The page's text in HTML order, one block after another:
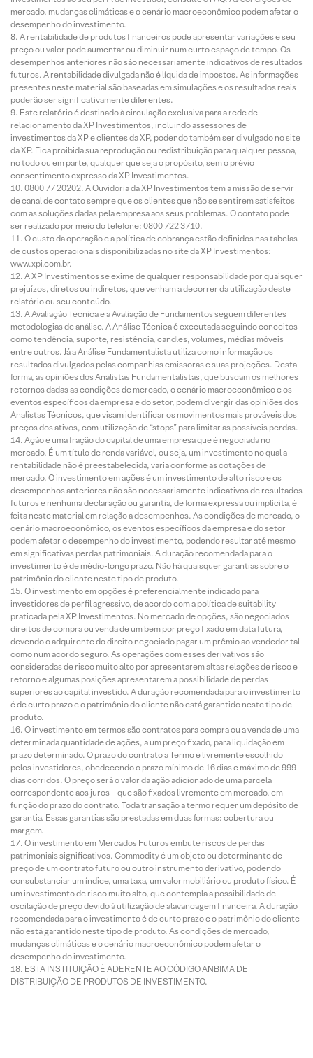
mercado, mudanças climáticas e o cenário macroeconômico podem afetar o
desempenho do investimento.
A rentabilidade de produtos financeiros pode apresentar variações e seu
preço ou valor pode aumentar ou diminuir num curto espaço de tempo. Os
desempenhos anteriores não são necessariamente indicativos de resultados
futuros. A rentabilidade divulgada não é líquida de impostos. As informações
presentes neste material são baseadas em simulações e os resultados reais
poderão ser significativamente diferentes.
Este relatório é destinado à circulação exclusiva para a rede de
relacionamento da XP Investimentos, incluindo assessores de
investimentos da XP e clientes da XP, podendo também ser divulgado no site
da XP. Fica proibida sua reprodução ou redistribuição para qualquer pessoa,
no todo ou em parte, qualquer que seja o propósito, sem o prévio
consentimento expresso da XP Investimentos.
0800 77 20202. A Ouvidoria da XP Investimentos tem a missão de servir
de canal de contato sempre que os clientes que não se sentirem satisfeitos
com as soluções dadas pela empresa aos seus problemas. O contato pode
ser realizado por meio do telefone: 0800 722 3710.
O custo da operação e a política de cobrança estão definidos nas tabelas
de custos operacionais disponibilizadas no site da XP Investimentos:
www.xpi.com.br.
A XP Investimentos se exime de qualquer responsabilidade por quaisquer
prejuízos, diretos ou indiretos, que venham a decorrer da utilização deste
relatório ou seu conteúdo.
A Avaliação Técnica e a Avaliação de Fundamentos seguem diferentes
metodologias de análise. A Análise Técnica é executada seguindo conceitos
como tendência, suporte, resistência, candles, volumes, médias móveis
entre outros. Já a Análise Fundamentalista utiliza como informação os
resultados divulgados pelas companhias emissoras e suas projeções. Desta
forma, as opiniões dos Analistas Fundamentalistas, que buscam os melhores
retornos dadas as condições de mercado, o cenário macroeconômico e os
eventos específicos da empresa e do setor, podem divergir das opiniões dos
Analistas Técnicos, que visam identificar os movimentos mais prováveis dos
preços dos ativos, com utilização de “stops” para limitar as possíveis perdas.
Ação é uma fração do capital de uma empresa que é negociada no
mercado. É um título de renda variável, ou seja, um investimento no qual a
rentabilidade não é preestabelecida, varia conforme as cotações de
mercado. O investimento em ações é um investimento de alto risco e os
desempenhos anteriores não são necessariamente indicativos de resultados
futuros e nenhuma declaração ou garantia, de forma expressa ou implícita, é
feita neste material em relação a desempenhos. As condições de mercado, o
cenário macroeconômico, os eventos específicos da empresa e do setor
podem afetar o desempenho do investimento, podendo resultar até mesmo
em significativas perdas patrimoniais. A duração recomendada para o
investimento é de médio-longo prazo. Não há quaisquer garantias sobre o
patrimônio do cliente neste tipo de produto.
O investimento em opções é preferencialmente indicado para
investidores de perfil agressivo, de acordo com a política de suitability
praticada pela XP Investimentos. No mercado de opções, são negociados
direitos de compra ou venda de um bem por preço fixado em data futura,
devendo o adquirente do direito negociado pagar um prêmio ao vendedor tal
como num acordo seguro. As operações com esses derivativos são
consideradas de risco muito alto por apresentarem altas relações de risco e
retorno e algumas posições apresentarem a possibilidade de perdas
superiores ao capital investido. A duração recomendada para o investimento
é de curto prazo e o patrimônio do cliente não está garantido neste tipo de
produto.
O investimento em termos são contratos para compra ou a venda de uma
determinada quantidade de ações, a um preço fixado, para liquidação em
prazo determinado. O prazo do contrato a Termo é livremente escolhido
pelos investidores, obedecendo o prazo mínimo de 16 dias e máximo de 999
dias corridos. O preço será o valor da ação adicionado de uma parcela
correspondente aos juros – que são fixados livremente em mercado, em
função do prazo do contrato. Toda transação a termo requer um depósito de
garantia. Essas garantias são prestadas em duas formas: cobertura ou
margem.
O investimento em Mercados Futuros embute riscos de perdas
patrimoniais significativos. Commodity é um objeto ou determinante de
preço de um contrato futuro ou outro instrumento derivativo, podendo
consubstanciar um índice, uma taxa, um valor mobiliário ou produto físico. É
um investimento de risco muito alto, que contempla a possibilidade de
oscilação de preço devido à utilização de alavancagem financeira. A duração
recomendada para o investimento é de curto prazo e o patrimônio do cliente
não está garantido neste tipo de produto. As condições de mercado,
mudanças climáticas e o cenário macroeconômico podem afetar o
desempenho do investimento.
ESTA INSTITUIÇÃO É ADERENTE AO CÓDIGO ANBIMA DE
DISTRIBUIÇÃO DE PRODUTOS DE INVESTIMENTO.